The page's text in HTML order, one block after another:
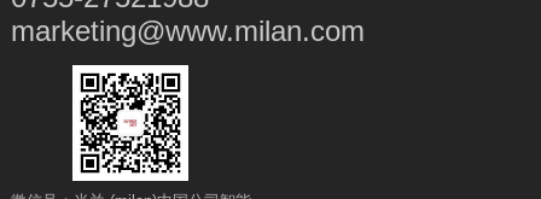
marketing@www.milan.com